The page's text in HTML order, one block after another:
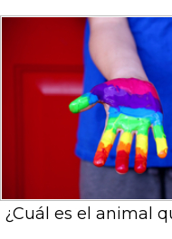
¿Cuál es el animal